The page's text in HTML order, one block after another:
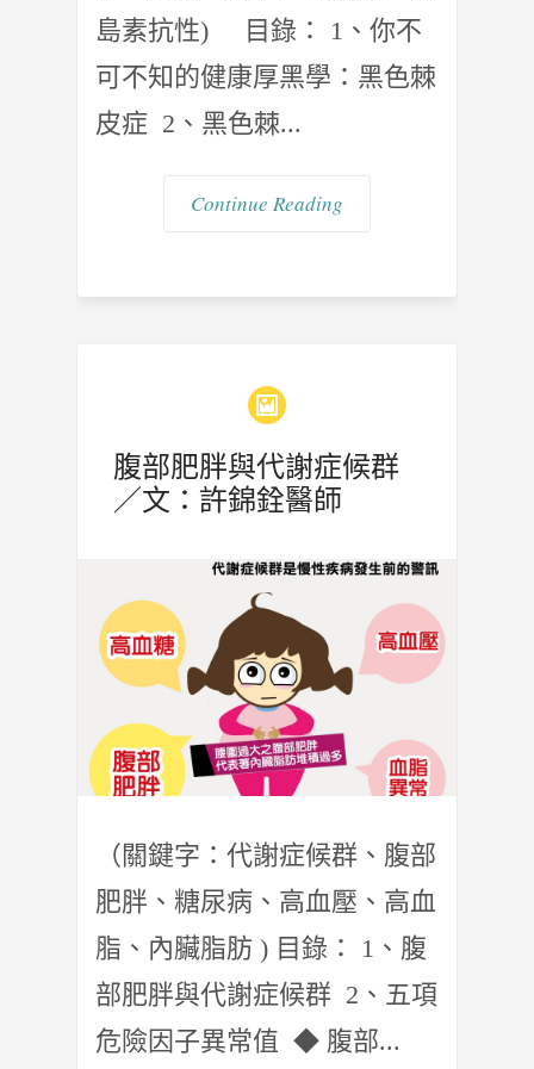
島素抗性) 目錄： 1、你不
可不知的健康厚黑學：黑色棘
皮症 2、黑色棘...
Continue Reading
腹部肥胖與代謝症候群
／文：許錦銓醫師
（關鍵字：代謝症候群、腹部
肥胖、糖尿病、高血壓、高血
脂、內臟脂肪 ) 目錄： 1、腹
部肥胖與代謝症候群 2、五項
危險因子異常值 ◆ 腹部...